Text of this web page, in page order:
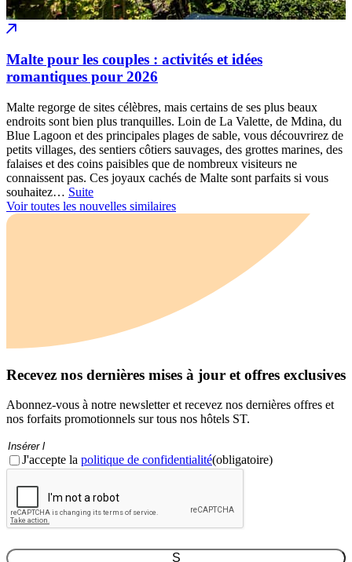
Malte pour les couples : activités et idées
romantiques pour 2026
Malte regorge de sites célèbres, mais certains de ses plus beaux
endroits sont bien plus tranquilles. Loin de La Valette, de Mdina, du
Blue Lagoon et des principales plages de sable, vous découvrirez de
petits villages, des sentiers côtiers sauvages, des grottes marines, des
falaises et des coins paisibles que de nombreux visiteurs ne
connaissent pas. Ces joyaux cachés de Malte sont parfaits si vous
souhaitez… Suite
Voir toutes les nouvelles similaires
Recevez nos dernières mises à jour et offres exclusives
Abonnez-vous à notre newsletter et recevez nos dernières offres et
nos forfaits promotionnels sur tous nos hôtels ST.
Courriel
Consentement(obligatoire)
J'accepte la politique de confidentialité(obligatoire)
CAPTCHA